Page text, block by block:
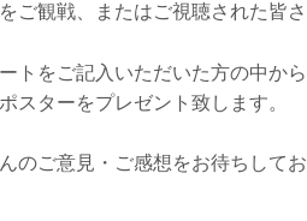
ご観戦、またはご視聴された皆
トをご記入いただいた方の中か
スターをプレゼント致します。
のご意見・ご感想をお待ちしてお